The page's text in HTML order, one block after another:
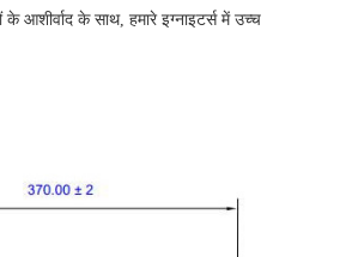
के आशीर्वाद के साथ, हमारे इग्नाइटर्स में उच्च